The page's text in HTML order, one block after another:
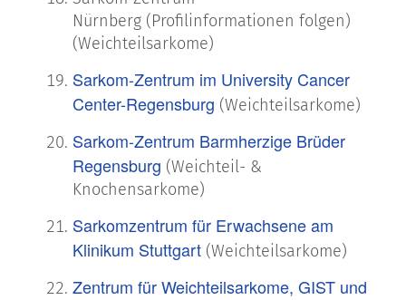
Nürnberg (Profilinformationen folgen)
(Weichteilsarkome)
Sarkom-Zentrum im University Cancer
Center-Regensburg (Weichteilsarkome)
Sarkom-Zentrum Barmherzige Brüder
Regensburg (Weichteil- &
Knochensarkome)
Sarkomzentrum für Erwachsene am
Klinikum Stuttgart (Weichteilsarkome)
Zentrum für Weichteilsarkome, GIST und